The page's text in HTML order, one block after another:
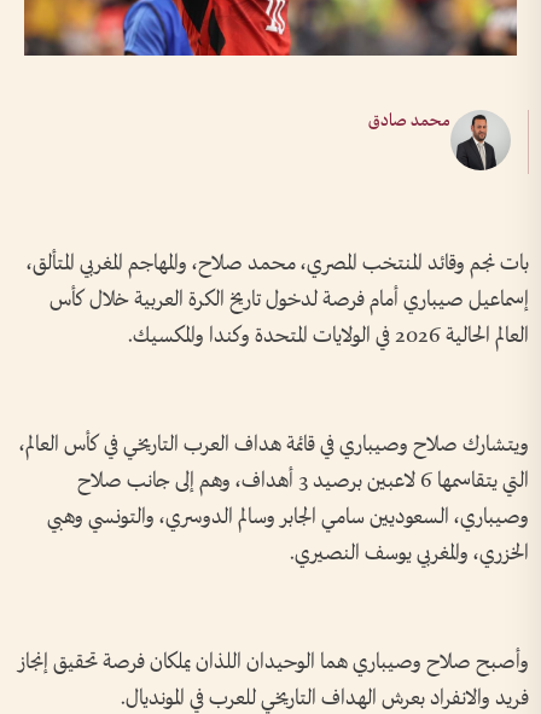
محمد صادق
بات نجم وقائد المنتخب المصري، محمد صلاح، والمهاجم المغربي المتألق،
إسماعيل صيباري أمام فرصة لدخول تاريخ الكرة العربية خلال كأس
العالم الحالية 2026 في الولايات المتحدة وكندا والمكسيك.
ويتشارك صلاح وصيباري في قائمة هداف العرب التاريخي في كأس العالم،
التي يتقاسمها 6 لاعبين برصيد 3 أهداف، وهم إلى جانب صلاح
وصيباري، السعوديين سامي الجابر وسالم الدوسري، والتونسي وهبي
الخزري، والمغربي يوسف النصيري.
وأصبح صلاح وصيباري هما الوحيدان اللذان يملكان فرصة تحقيق إنجاز
فريد والانفراد بعرش الهداف التاريخي للعرب في المونديال.